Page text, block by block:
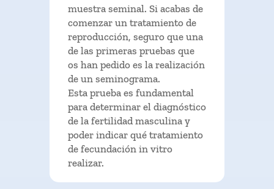
muestra seminal. Si acabas de
comenzar un tratamiento de
reproducción, seguro que una
de las primeras pruebas que
os han pedido es la realización
de un seminograma.
Esta prueba es fundamental
para determinar el diagnóstico
de la fertilidad masculina y
poder indicar qué tratamiento
de fecundación in vitro
realizar.